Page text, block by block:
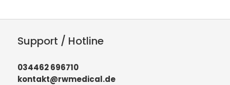
Support / Hotline
034462 696710
kontakt@rwmedical.de